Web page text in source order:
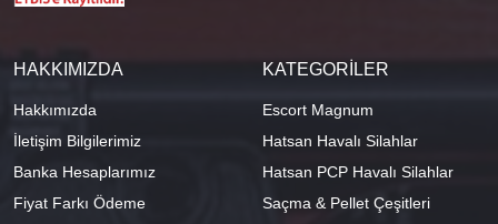
HAKKIMIZDA
Hakkımızda
İletişim Bilgilerimiz
Banka Hesaplarımız
Fiyat Farkı Ödeme
KATEGORİLER
Escort Magnum
Hatsan Havalı Silahlar
Hatsan PCP Havalı Silahlar
Saçma & Pellet Çeşitleri